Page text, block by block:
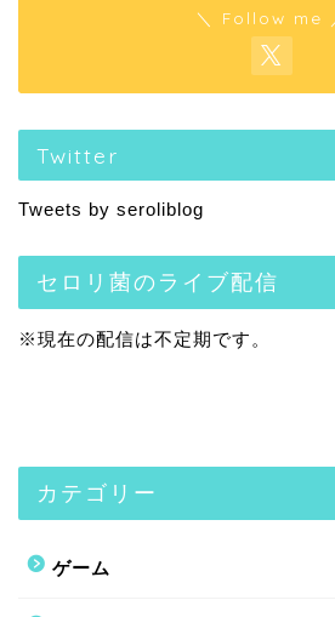
＼ Follow me
Twitter
Tweets by seroliblog
セロリ菌のライブ配信
※現在の配信は不定期です。
カテゴリー
ゲーム